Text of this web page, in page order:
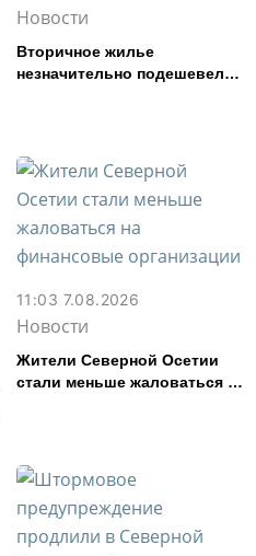
Новости
Вторичное жилье
незначительно подешевело
11:03 7.08.2026
Новости
Жители Северной Осетии
стали меньше жаловаться на